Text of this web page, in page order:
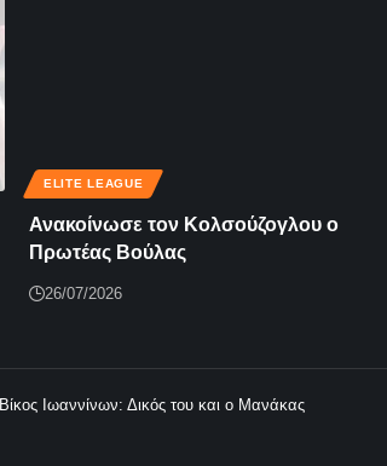
ELITE LEAGUE
Ανακοίνωσε τον Κολσούζογλου ο
Πρωτέας Βούλας
26/07/2026
Βίκος Ιωαννίνων: Δικός του και ο Μανάκας